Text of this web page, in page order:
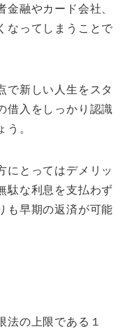
融やカード会社、
なってしまうことで
で新しい人生をスタ
借入をしっかり認識
う。
にとってはデメリッ
駄な利息を支払わず
も早期の返済が可能
法の上限である１